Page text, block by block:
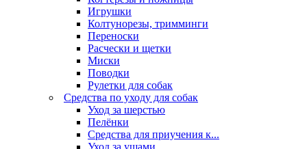
Игрушки
Колтунорезы, тримминги
Переноски
Расчески и щетки
Миски
Поводки
Рулетки для собак
Средства по уходу для собак
Уход за шерстью
Пелёнки
Средства для приучения к...